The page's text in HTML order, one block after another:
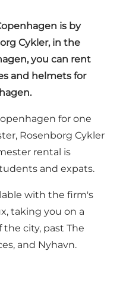
is by
Cykler, in the
you can rent
and helmets for
for one
Rosenborg Cykler
rental is
and expats.
with the firm's
, taking you on a
city, past The
and Nyhavn.